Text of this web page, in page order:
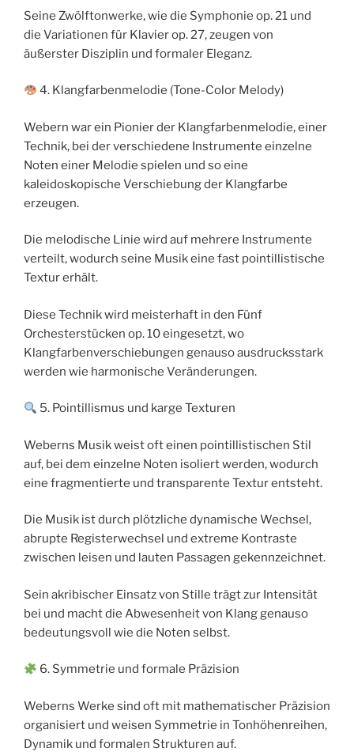
Seine Zwölftonwerke, wie die Symphonie op. 21 und
die Variationen für Klavier op. 27, zeugen von
äußerster Disziplin und formaler Eleganz.
4. Klangfarbenmelodie (Tone-Color Melody)
Webern war ein Pionier der Klangfarbenmelodie, einer
Technik, bei der verschiedene Instrumente einzelne
Noten einer Melodie spielen und so eine
kaleidoskopische Verschiebung der Klangfarbe
erzeugen.
Die melodische Linie wird auf mehrere Instrumente
verteilt, wodurch seine Musik eine fast pointillistische
Textur erhält.
Diese Technik wird meisterhaft in den Fünf
Orchesterstücken op. 10 eingesetzt, wo
Klangfarbenverschiebungen genauso ausdrucksstark
werden wie harmonische Veränderungen.
5. Pointillismus und karge Texturen
Weberns Musik weist oft einen pointillistischen Stil
auf, bei dem einzelne Noten isoliert werden, wodurch
eine fragmentierte und transparente Textur entsteht.
Die Musik ist durch plötzliche dynamische Wechsel,
abrupte Registerwechsel und extreme Kontraste
zwischen leisen und lauten Passagen gekennzeichnet.
Sein akribischer Einsatz von Stille trägt zur Intensität
bei und macht die Abwesenheit von Klang genauso
bedeutungsvoll wie die Noten selbst.
6. Symmetrie und formale Präzision
Weberns Werke sind oft mit mathematischer Präzision
organisiert und weisen Symmetrie in Tonhöhenreihen,
Dynamik und formalen Strukturen auf.